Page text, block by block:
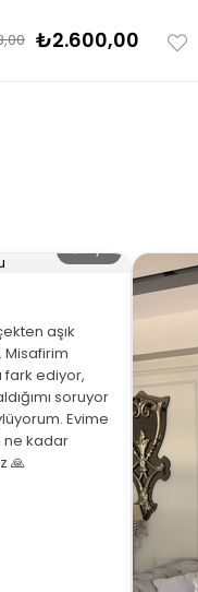
₺2.600,00
aşık
ediyor,
soruyor
Evime
ne kadar
🙏